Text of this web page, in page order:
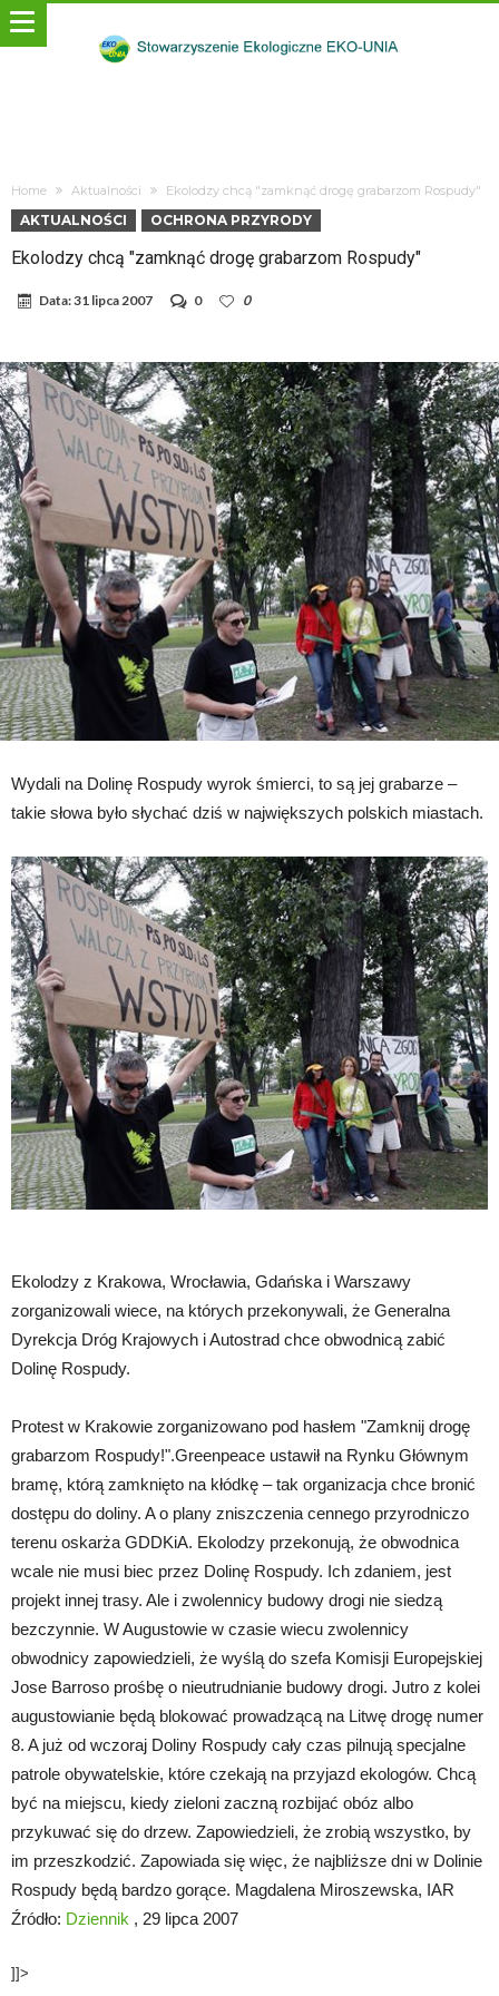
Home Aktualności Ekolodzy chcą "zamknąć drogę grabarzom Rospudy"
AKTUALNOŚCI OCHRONA PRZYRODY
Ekolodzy chcą "zamknąć drogę grabarzom Rospudy"
Data:31 lipca 2007 0 0
Wydali na Dolinę Rospudy wyrok śmierci, to są jej grabarze –
takie słowa było słychać dziś w największych polskich miastach.
Ekolodzy z Krakowa, Wrocławia, Gdańska i Warszawy
zorganizowali wiece, na których przekonywali, że Generalna
Dyrekcja Dróg Krajowych i Autostrad chce obwodnicą zabić
Dolinę Rospudy.
Protest w Krakowie zorganizowano pod hasłem "Zamknij drogę
grabarzom Rospudy!".Greenpeace ustawił na Rynku Głównym
bramę, którą zamknięto na kłódkę – tak organizacja chce bronić
dostępu do doliny. A o plany zniszczenia cennego przyrodniczo
terenu oskarża GDDKiA. Ekolodzy przekonują, że obwodnica
wcale nie musi biec przez Dolinę Rospudy. Ich zdaniem, jest
projekt innej trasy. Ale i zwolennicy budowy drogi nie siedzą
bezczynnie. W Augustowie w czasie wiecu zwolennicy
obwodnicy zapowiedzieli, że wyślą do szefa Komisji Europejskiej
Jose Barroso prośbę o nieutrudnianie budowy drogi. Jutro z kolei
augustowianie będą blokować prowadzącą na Litwę drogę numer
8. A już od wczoraj Doliny Rospudy cały czas pilnują specjalne
patrole obywatelskie, które czekają na przyjazd ekologów. Chcą
być na miejscu, kiedy zieloni zaczną rozbijać obóz albo
przykuwać się do drzew. Zapowiedzieli, że zrobią wszystko, by
im przeszkodzić. Zapowiada się więc, że najbliższe dni w Dolinie
Rospudy będą bardzo gorące. Magdalena Miroszewska, IAR
Źródło: Dziennik , 29 lipca 2007
]]>